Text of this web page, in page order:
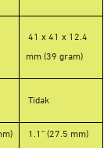
41 x 41 x 12.4
mm (39 gram)
Tidak
1.1” (27.5 mm)